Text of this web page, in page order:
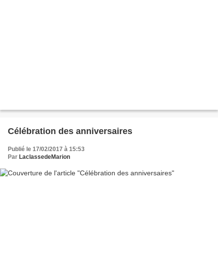
Célébration des anniversaires
Publié le 17/02/2017 à 15:53
Par LaclassedeMarion